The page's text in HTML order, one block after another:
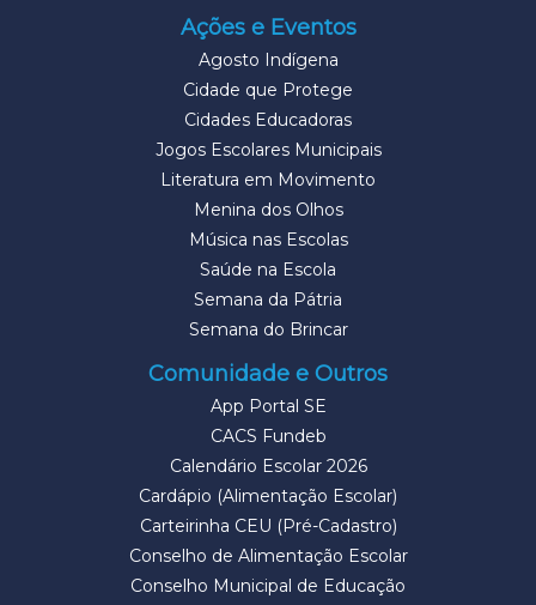
Ações e Eventos
Agosto Indígena
Cidade que Protege
Cidades Educadoras
Jogos Escolares Municipais
Literatura em Movimento
Menina dos Olhos
Música nas Escolas
Saúde na Escola
Semana da Pátria
Semana do Brincar
Comunidade e Outros
App Portal SE
CACS Fundeb
Calendário Escolar 2026
Cardápio (Alimentação Escolar)
Carteirinha CEU (Pré-Cadastro)
Conselho de Alimentação Escolar
Conselho Municipal de Educação